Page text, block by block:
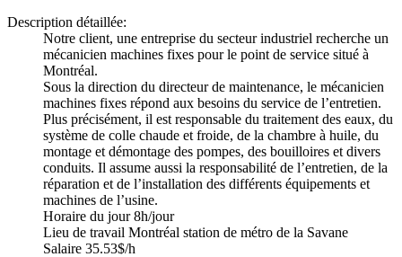
Description détaillée:
Notre client, une entreprise du secteur industriel recherche un
mécanicien machines fixes pour le point de service situé à
Montréal.
Sous la direction du directeur de maintenance, le mécanicien
machines fixes répond aux besoins du service de l’entretien.
Plus précisément, il est responsable du traitement des eaux, du
système de colle chaude et froide, de la chambre à huile, du
montage et démontage des pompes, des bouilloires et divers
conduits. Il assume aussi la responsabilité de l’entretien, de la
réparation et de l’installation des différents équipements et
machines de l’usine.
Horaire du jour 8h/jour
Lieu de travail Montréal station de métro de la Savane
Salaire 35.53$/h